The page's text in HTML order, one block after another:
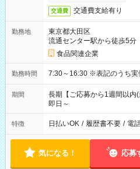
交通費 交通費支給有り
勤務地
東京都大田区
流通センター駅から徒歩5分
食品関連企業
勤務時間 7:30～16:30 ※表記の
期間
長期【ご応募から1週間以内
即日～
特徴 日払いOK / 履歴書不要 / 電
気になる！ 応募